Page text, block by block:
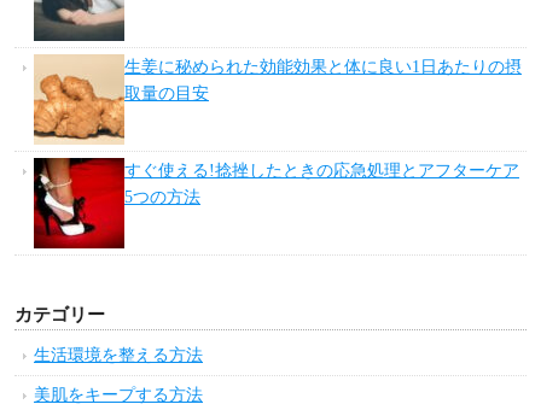
生姜に秘められた効能効果と体に良い1日あたりの摂
取量の目安
すぐ使える!捻挫したときの応急処理とアフターケア
5つの方法
カテゴリー
生活環境を整える方法
美肌をキープする方法